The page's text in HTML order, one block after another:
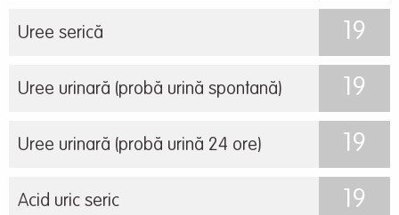
Uree serică 19
Uree urinară (probă urină spontană) 19
Uree urinară (probă urină 24 ore) 19
Acid uric seric 19